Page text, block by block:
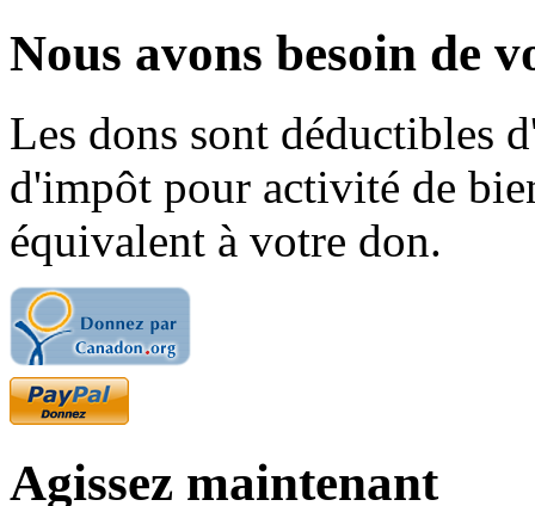
Nous avons besoin de
Les dons sont déductibles
d'impôt pour activité de
équivalent à votre don.
Agissez maintenant